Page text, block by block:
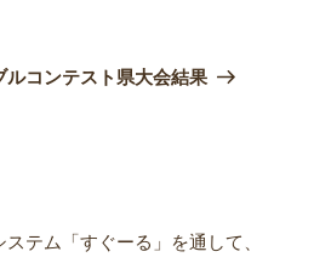
ルコンテスト県大会結果
テム「すぐーる」を通して、